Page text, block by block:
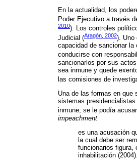
En la actualidad, los
Poder Ejecutivo a través
2010). Los controles
Judicial (Aragón, 2002). Uno
capacidad de sancionar
conducirse con
sancionarlos por sus
sea inmune y quede
las comisiones de
Una de las formas en
sistemas
inmune; se le podía
impeachment
es una acusación
la cual debe ser
funcionarios figura,
inhabilitación (2004).